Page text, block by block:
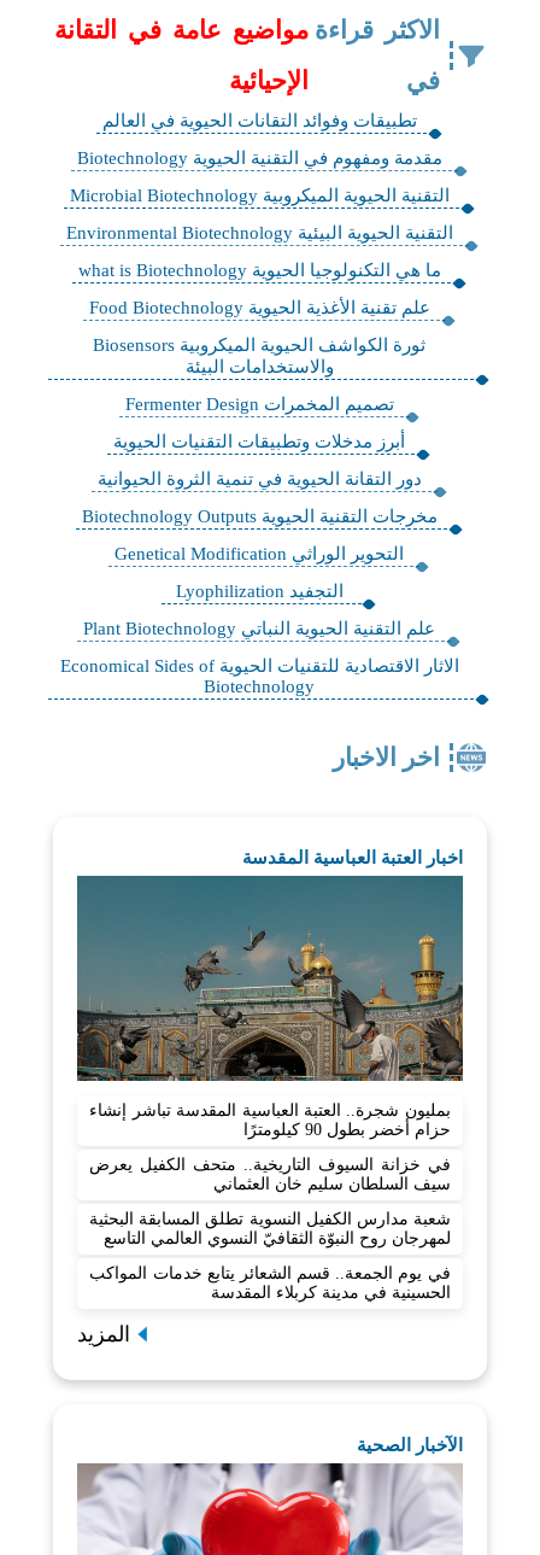
الاكثر قراءة
في
مواضيع عامة في التقانة
الإحيائية
تطبيقات وفوائد التقانات الحيوية في العالم
مقدمة ومفهوم في التقنية الحيوية Biotechnology
التقنية الحيوية الميكروبية Microbial Biotechnology
التقنية الحيوية البيئية Environmental Biotechnology
ما هي التكنولوجيا الحيوية what is Biotechnology
علم تقنية الأغذية الحيوية Food Biotechnology
ثورة الكواشف الحيوية الميكروبية Biosensors
والاستخدامات البيئة
تصميم المخمرات Fermenter Design
أبرز مدخلات وتطبيقات التقنيات الحيوية
دور التقانة الحيوية في تنمية الثروة الحيوانية
مخرجات التقنية الحيوية Biotechnology Outputs
التحوير الوراثي Genetical Modification
التجفيد Lyophilization
علم التقنية الحيوية النباتي Plant Biotechnology
الاثار الاقتصادية للتقنيات الحيوية Economical Sides of
Biotechnology
اخر الاخبار
اخبار العتبة العباسية المقدسة
بمليون شجرة.. العتبة العباسية المقدسة تباشر إنشاء
حزام أخضر بطول 90 كيلومترًا
في خزانة السيوف التاريخية.. متحف الكفيل يعرض
سيف السلطان سليم خان العثماني
شعبة مدارس الكفيل النسوية تطلق المسابقة البحثية
لمهرجان روح النبوّة الثقافيّ النسوي العالمي التاسع
في يوم الجمعة.. قسم الشعائر يتابع خدمات المواكب
الحسينية في مدينة كربلاء المقدسة
المزيد
الآخبار الصحية